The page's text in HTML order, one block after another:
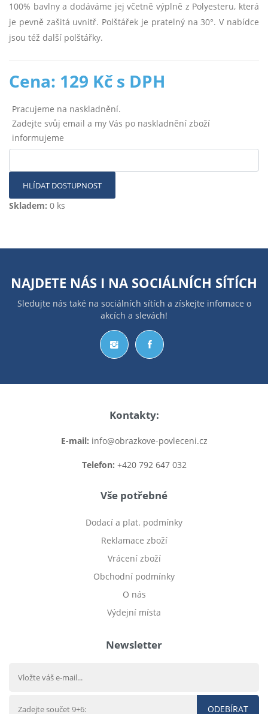
100% bavlny a dodáváme jej včetně výplně z Polyesteru, která
je pevně zašitá uvnitř. Polštářek je pratelný na 30°. V nabídce
jsou též další polštářky.
Cena: 129 Kč s DPH
Pracujeme na naskladnění.
Zadejte svůj email a my Vás po naskladnění zboží
informujeme
HLÍDAT DOSTUPNOST
Skladem: 0 ks
NAJDETE NÁS I NA SOCIÁLNÍCH SÍTÍCH
Sledujte nás také na sociálních sítích a získejte infomace o
akcích a slevách!
Kontakty:
E-mail: info@obrazkove-povleceni.cz
Telefon: +420 792 647 032
Vše potřebné
Dodací a plat. podmínky
Reklamace zboží
Vrácení zboží
Obchodní podmínky
O nás
Výdejní místa
Newsletter
ODEBÍRAT